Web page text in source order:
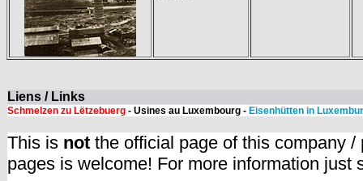
Liens / Links
Schmelzen zu Lëtzebuerg - Usines au Luxembourg - Eisenhütten in
This is not the official page of this company
pages is welcome! For more information just